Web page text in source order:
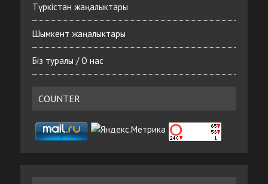
Түркістан жаңалыктары
Шымкент жаңалыктары
Біз туралы / О нас
COUNTER